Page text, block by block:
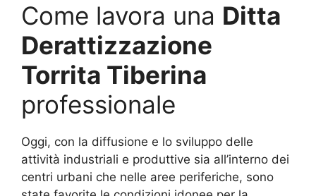
Come lavora una Ditta
Derattizzazione
Torrita Tiberina
professionale
Oggi, con la diffusione e lo sviluppo delle
attività industriali e produttive sia all’interno dei
centri urbani che nelle aree periferiche, sono